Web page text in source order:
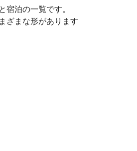
宿泊の一覧です。
ざまな形があります